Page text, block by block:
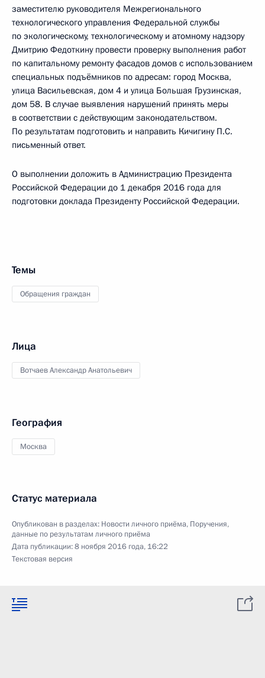
заместителю руководителя Межрегионального
технологического управления Федеральной службы
по экологическому, технологическому и атомному надзору
Дмитрию Федоткину провести проверку выполнения работ
по капитальному ремонту фасадов домов с использованием
специальных подъёмников по адресам: город Москва,
улица Васильевская, дом 4 и улица Большая Грузинская,
дом 58. В случае выявления нарушений принять меры
в соответствии с действующим законодательством.
По результатам подготовить и направить Кичигину П.С.
письменный ответ.
О выполнении доложить в Администрацию Президента
Российской Федерации до 1 декабря 2016 года для
подготовки доклада Президенту Российской Федерации.
Темы
Обращения граждан
Лица
Вотчаев Александр Анатольевич
География
Москва
Статус материала
Опубликован в разделах: Новости личного приёма, Поручения,
данные по результатам личного приёма
Дата публикации:8 ноября 2016 года, 16:22
Текстовая версия